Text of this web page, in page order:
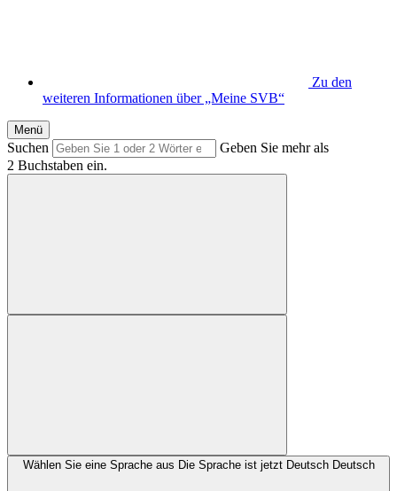
Zu den
weiteren Informationen über „Meine SVB“
Menü
Suchen
Geben Sie mehr als
2 Buchstaben ein.
Wählen Sie eine Sprache aus Die Sprache ist jetzt Deutsch Deutsch